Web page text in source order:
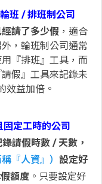
班 / 排班制公司
請了多少假 ，適合
，輪班制公司通常
『排班』工具，而
假』工具來記錄未
效益加倍。
定工時的公司
請假時數 / 天數，
『人資』） 設定好
額度 。只要設定好